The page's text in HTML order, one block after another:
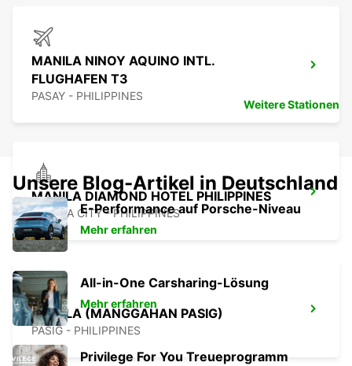
MANILA NINOY AQUINO INTL.
FLUGHAFEN T3
PASAY - PHILIPPINES
MANILA DIAMOND HOTEL PHILIPPINES
MANILA CITY - PHILIPPINES
MANILA (MANGGAHAN PASIG)
PASIG - PHILIPPINES
Weitere Stationen
Unsere Blog-Artikel in Deutschland
E-Performance auf Porsche-Niveau
Mehr erfahren
All-in-One Carsharing-Lösung
Mehr erfahren
Privilege For You Treueprogramm